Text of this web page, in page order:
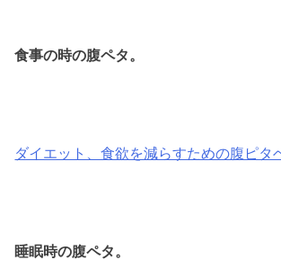
食事の時の腹ペタ。
ダイエット、食欲を減らすための腹ピタ
睡眠時の腹ペタ。